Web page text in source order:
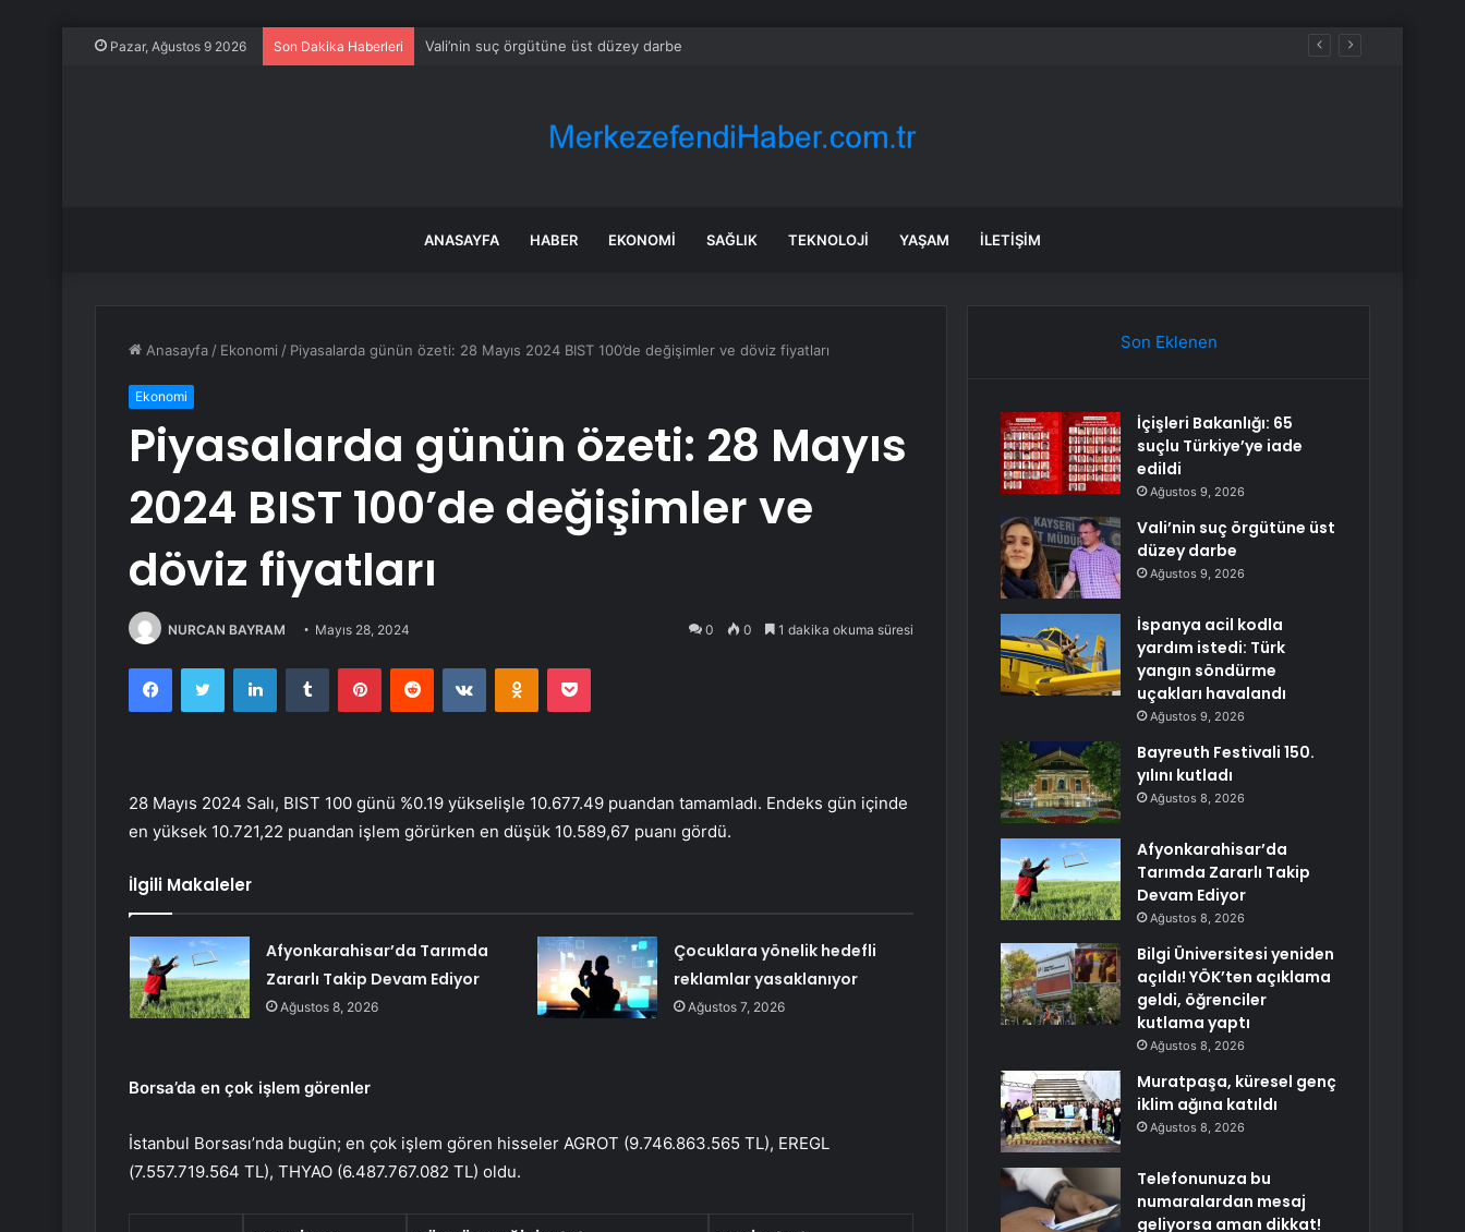
Pazar, Ağustos 9 2026 Son Dakika Haberleri Vali’nin suç örgütüne üst düzey darbe
ANASAYFA HABER EKONOMI SAĞLIK TEKNOLOJI YAŞAM İLETIŞIM
Anasayfa / Ekonomi / Piyasalarda günün özeti: 28 Mayıs 2024 BIST 100’de değişimler ve döviz fiyatları
Ekonomi
Piyasalarda günün özeti: 28 Mayıs
2024 BIST 100’de değişimler ve
döviz fiyatları
NURCAN BAYRAM Mayıs 28, 2024 0 0 1 dakika okuma süresi
FacebookTwitter LinkedInTumblr PinterestReddit VKontakteOdnoklassniki
Pocket
28 Mayıs 2024 Salı, BIST 100 günü %0.19 yükselişle 10.677.49 puandan tamamladı. Endeks gün içinde
en yüksek 10.721,22 puandan işlem görürken en düşük 10.589,67 puanı gördü.
İlgili Makaleler
Afyonkarahisar’da Tarımda
Zararlı Takip Devam Ediyor
Ağustos 8, 2026
Çocuklara yönelik hedefli
reklamlar yasaklanıyor
Ağustos 7, 2026
Borsa’da en çok işlem görenler
İstanbul Borsası’nda bugün; en çok işlem gören hisseler AGROT (9.746.863.565 TL), EREGL
(7.557.719.564 TL), THYAO (6.487.767.082 TL) oldu.
Son Eklenen
İçişleri Bakanlığı: 65
suçlu Türkiye’ye iade
edildi
Ağustos 9, 2026
Vali’nin suç örgütüne üst
düzey darbe
Ağustos 9, 2026
İspanya acil kodla
yardım istedi: Türk
yangın söndürme
uçakları havalandı
Ağustos 9, 2026
Bayreuth Festivali 150.
yılını kutladı
Ağustos 8, 2026
Afyonkarahisar’da
Tarımda Zararlı Takip
Devam Ediyor
Ağustos 8, 2026
Bilgi Üniversitesi yeniden
açıldı! YÖK’ten açıklama
geldi, öğrenciler
kutlama yaptı
Ağustos 8, 2026
Muratpaşa, küresel genç
iklim ağına katıldı
Ağustos 8, 2026
Telefonunuza bu
numaralardan mesaj
geliyorsa aman dikkat!